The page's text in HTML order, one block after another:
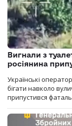
Вигнали з
росіянина
Українські
бігати навколо
припустився